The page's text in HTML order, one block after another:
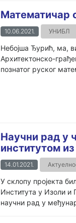
Математичар
10.06.2021. УНИБЛ
Небојша Ђурић, ма,
Архитектонско-
познатог руског
Научни рад у
институтом
14.01.2021.
У склопу пројекта
Института у Изоли и
научни рад у